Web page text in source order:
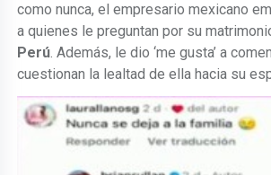
como nunca, el empresario mexicano
a quienes le preguntan por su
Perú. Además, le dio ‘me gusta’ a
cuestionan la lealtad de ella hacia su